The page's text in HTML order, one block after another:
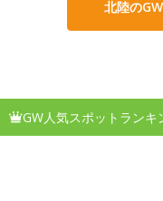
北陸の
GW人気スポットランキ